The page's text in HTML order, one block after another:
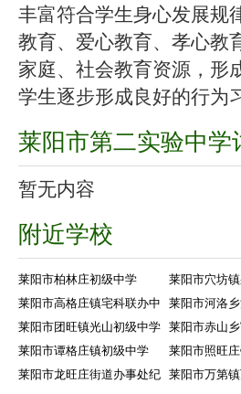
丰富符合学生身心发展规
教育、爱心教育、孝心教
家庭、社会教育资源，形
学生逐步形成良好的行为
莱阳市第二实验中学
暂无内容
附近学校
莱阳市柏林庄初级中学 莱阳市穴坊
莱阳市高格庄镇宅科联办中
莱阳市河洛
莱阳市团旺镇光山初级中学 莱阳市赤山
莱阳市谭格庄镇初级中学
莱阳市照旺
莱阳市龙旺庄街道办事处纪 莱阳市万第